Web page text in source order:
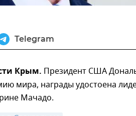
Telegram
Крым. Президент США
мира, награды удостоена
Мачадо.